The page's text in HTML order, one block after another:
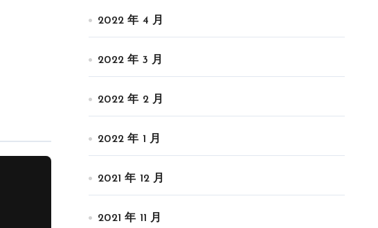
2022 年 4 月
2022 年 3 月
2022 年 2 月
2022 年 1 月
2021 年 12 月
2021 年 11 月